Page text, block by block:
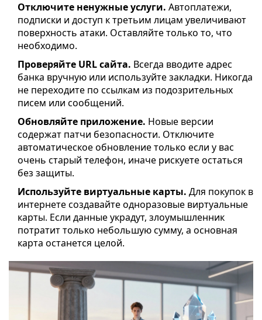
Отключите ненужные услуги. Автоплатежи,
подписки и доступ к третьим лицам увеличивают
поверхность атаки. Оставляйте только то, что
необходимо.
Проверяйте URL сайта. Всегда вводите адрес
банка вручную или используйте закладки. Никогда
не переходите по ссылкам из подозрительных
писем или сообщений.
Обновляйте приложение. Новые версии
содержат патчи безопасности. Отключите
автоматическое обновление только если у вас
очень старый телефон, иначе рискуете остаться
без защиты.
Используйте виртуальные карты. Для покупок в
интернете создавайте одноразовые виртуальные
карты. Если данные украдут, злоумышленник
потратит только небольшую сумму, а основная
карта останется целой.